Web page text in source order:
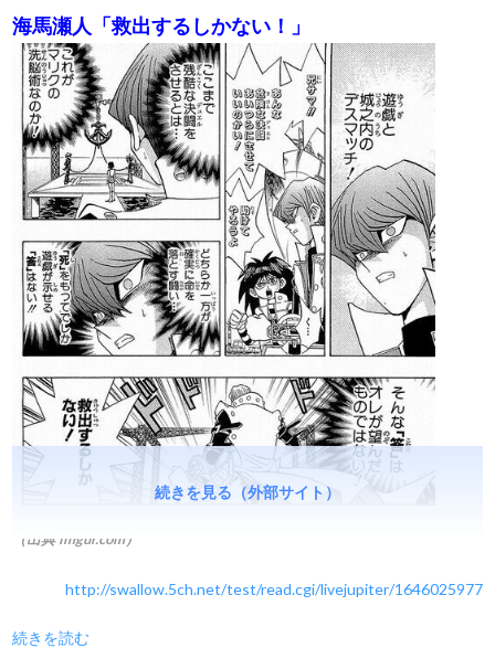
海馬瀬人「救出するしかない！」
（出典 imgur.com）
http://swallow.5ch.net/test/read.cgi/livejupiter/1646025977
続きを読む
続きを見る（外部サイト）